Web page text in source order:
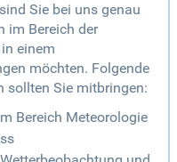
Sie bei uns genau
im Bereich der
einem
möchten. Folgende
sollten Sie mitbringen:
Bereich Meteorologie